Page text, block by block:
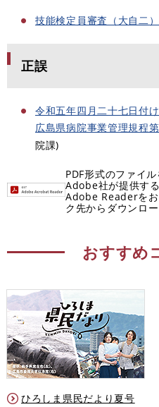
技能検定員審査（大自二
正誤
令和五年四月二十七日付
広島県病院事業管理規程
院課)
PDF形式のファイ
Adobe社が提供す
Adobe Readerをお
ク先からダウンロ
おすすめ
ひろしま県民だより夏号